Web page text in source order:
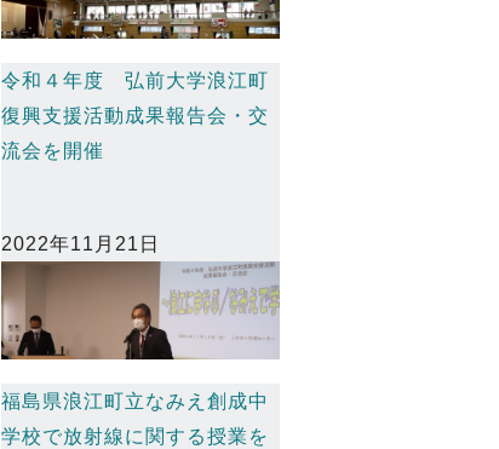
令和４年度 弘前大学浪江町
復興支援活動成果報告会・交
流会を開催
2022年11月21日
福島県浪江町立なみえ創成中
学校で放射線に関する授業を